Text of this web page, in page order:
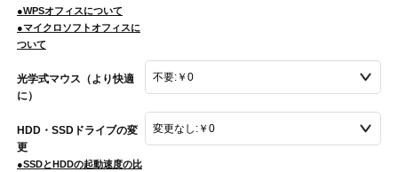
●WPSオフィスについて
●マイクロソフトオフィスに
ついて
光学式マウス（より快適
に）
HDD・SSDドライブの変
更
●SSDとHDDの起動速度の比